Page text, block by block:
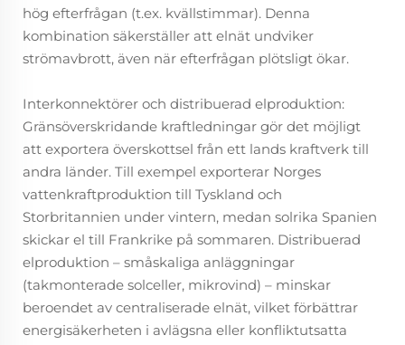
hög efterfrågan (t.ex. kvällstimmar). Denna
kombination säkerställer att elnät undviker
strömavbrott, även när efterfrågan plötsligt ökar.
Interkonnektörer och distribuerad elproduktion:
Gränsöverskridande kraftledningar gör det möjligt
att exportera överskottsel från ett lands kraftverk till
andra länder. Till exempel exporterar Norges
vattenkraftproduktion till Tyskland och
Storbritannien under vintern, medan solrika Spanien
skickar el till Frankrike på sommaren. Distribuerad
elproduktion – småskaliga anläggningar
(takmonterade solceller, mikrovind) – minskar
beroendet av centraliserade elnät, vilket förbättrar
energisäkerheten i avlägsna eller konfliktutsatta